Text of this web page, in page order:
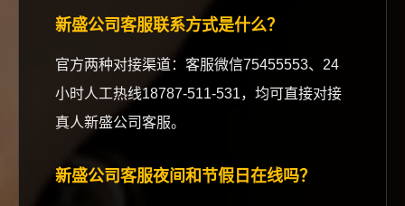
新盛公司客服联系方式是什么？
官方两种对接渠道：客服微信75455553、24
小时人工热线18787-511-531，均可直接对接
真人新盛公司客服。
新盛公司客服夜间和节假日在线吗？